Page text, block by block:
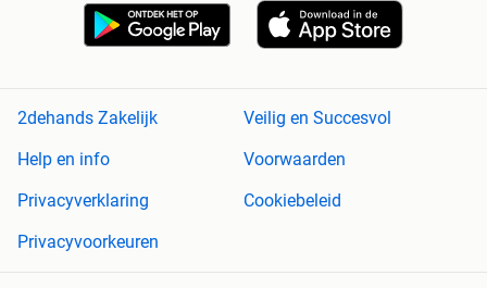
2dehands Zakelijk
Veilig en Succesvol
Help en info
Voorwaarden
Privacyverklaring
Cookiebeleid
Privacyvoorkeuren